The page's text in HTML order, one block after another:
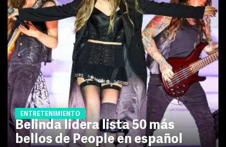
ENTRETENIMIENTO
Belinda lidera lista 50 más
bellos de People en español